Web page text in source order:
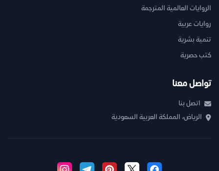
الروايات العالمية المترجمة
روايات عربية
تنمية بشرية
كتب حصرية
تواصل معنا
اتصل بنا
الرياض، المملكة العربية السعودية